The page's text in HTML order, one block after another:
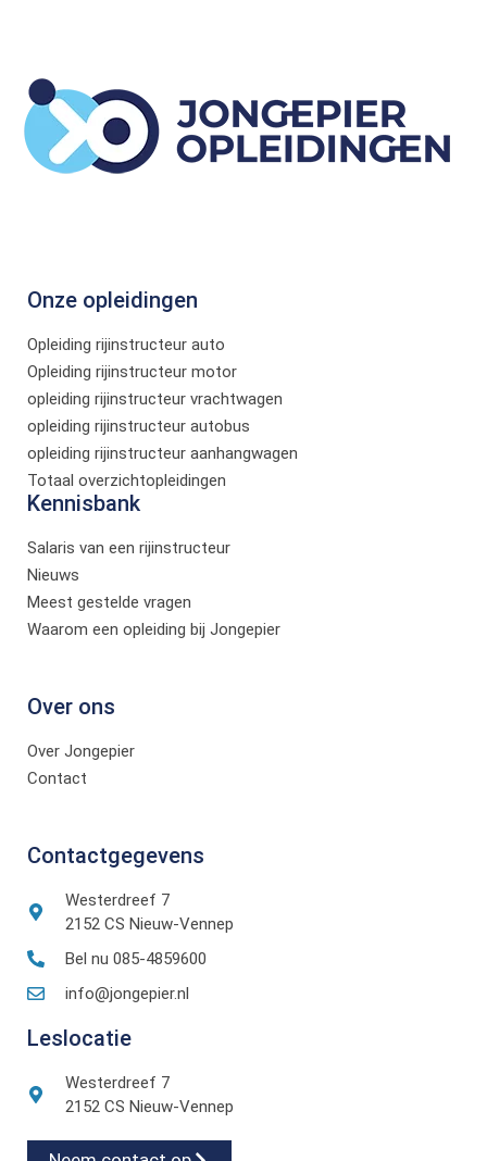
Onze opleidingen
Opleiding rijinstructeur auto
Opleiding rijinstructeur motor
opleiding rijinstructeur vrachtwagen
opleiding rijinstructeur autobus
opleiding rijinstructeur aanhangwagen
Totaal overzichtopleidingen
Kennisbank
Salaris van een rijinstructeur
Nieuws
Meest gestelde vragen
Waarom een opleiding bij Jongepier
Over ons
Over Jongepier
Contact
Contactgegevens
Westerdreef 7
2152 CS Nieuw-Vennep
Bel nu 085-4859600
info@jongepier.nl
Leslocatie
Westerdreef 7
2152 CS Nieuw-Vennep